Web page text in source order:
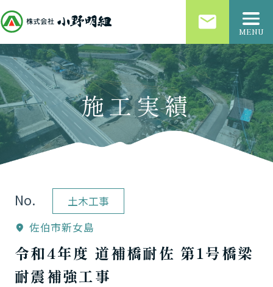
email MENU
施工実績
No. 土木工事
location_on 佐伯市新女島
令和4年度 道補橋耐佐 第1号橋梁
耐震補強工事